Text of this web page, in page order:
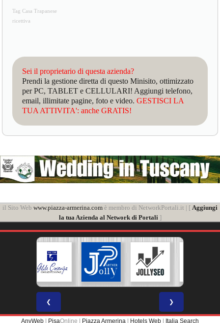
Tag Casa Trapanese
ricettiva
Sei il proprietario di questa azienda?
Prendi la gestione diretta di questo Minisito, ottimizzato
per PC, TABLET e CELLULARI! Aggiungi telefono,
email, illimitate pagine, foto e video.GESTISCI LA
TUA ATTIVITA': anche GRATIS!
il Sito Web www.piazza-armerina.com è membro di NetworkPortali.it | [ Aggiungi
la tua Azienda al Network di Portali ]
❮ ❯
AnyWeb | PisaOnline | Piazza Armerina | Hotels Web | Italia Search